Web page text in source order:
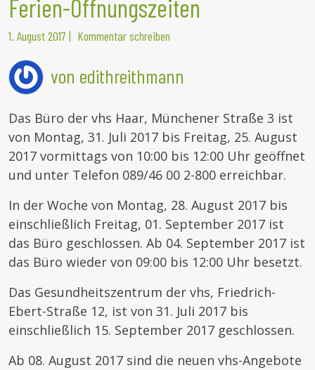
Ferien-Öffnungszeiten
1. August 2017 | Kommentar schreiben
von edithreithmann
Das Büro der vhs Haar, Münchener Straße 3 ist
von Montag, 31. Juli 2017 bis Freitag, 25. August
2017 vormittags von 10:00 bis 12:00 Uhr geöffnet
und unter Telefon 089/46 00 2-800 erreichbar.
In der Woche von Montag, 28. August 2017 bis
einschließlich Freitag, 01. September 2017 ist
das Büro geschlossen. Ab 04. September 2017 ist
das Büro wieder von 09:00 bis 12:00 Uhr besetzt.
Das Gesundheitszentrum der vhs, Friedrich-
Ebert-Straße 12, ist von 31. Juli 2017 bis
einschließlich 15. September 2017 geschlossen.
Ab 08. August 2017 sind die neuen vhs-Angebote